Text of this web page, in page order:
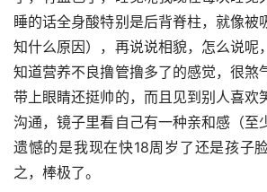
睡的话全身酸特别是后背脊柱，就像被
知什么原因），再说说相貌，怎么说呢
知道营养不良撸管撸多了的感觉，很煞
带上眼睛还挺帅的，而且见到别人喜欢
沟通，镜子里看自己有一种亲和感（至
遗憾的是我现在快18周岁了还是孩子
之，棒极了。